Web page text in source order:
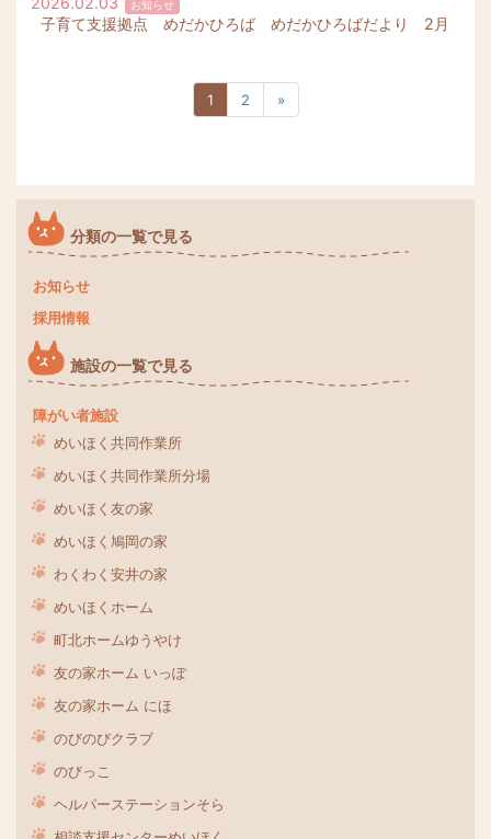
お知らせ
子育て支援拠点 めだかひろば めだかひろばだより 2月
1 2 »
分類の一覧で見る
お知らせ
採用情報
施設の一覧で見る
障がい者施設
めいほく共同作業所
めいほく共同作業所分場
めいほく友の家
めいほく鳩岡の家
わくわく安井の家
めいほくホーム
町北ホームゆうやけ
友の家ホーム いっぽ
友の家ホーム にほ
のびのびクラブ
のびっこ
ヘルパーステーションそら